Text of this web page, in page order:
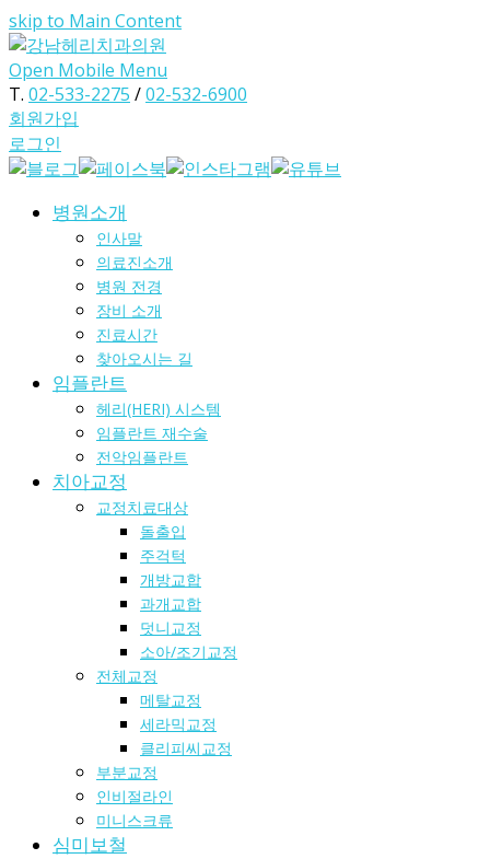
skip to Main Content
Open Mobile Menu
T. 02-533-2275 /02-532-6900
회원가입
로그인
병원소개
인사말
의료진소개
병원 전경
장비 소개
진료시간
찾아오시는 길
임플란트
헤리(HERI) 시스템
임플란트 재수술
전악임플란트
치아교정
교정치료대상
돌출입
주걱턱
개방교합
과개교합
덧니교정
소아/조기교정
전체교정
메탈교정
세라믹교정
클리피씨교정
부분교정
인비절라인
미니스크류
심미보철